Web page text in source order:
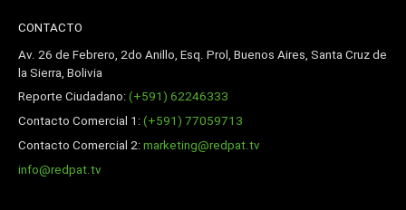
CONTACTO
Av. 26 de Febrero, 2do Anillo, Esq. Prol, Buenos Aires, Santa Cruz de
la Sierra, Bolivia
Reporte Ciudadano:(+591) 62246333
Contacto Comercial 1:(+591) 77059713
Contacto Comercial 2:marketing@redpat.tv
info@redpat.tv